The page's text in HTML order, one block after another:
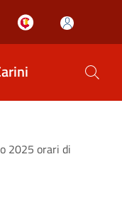
2025 orari di